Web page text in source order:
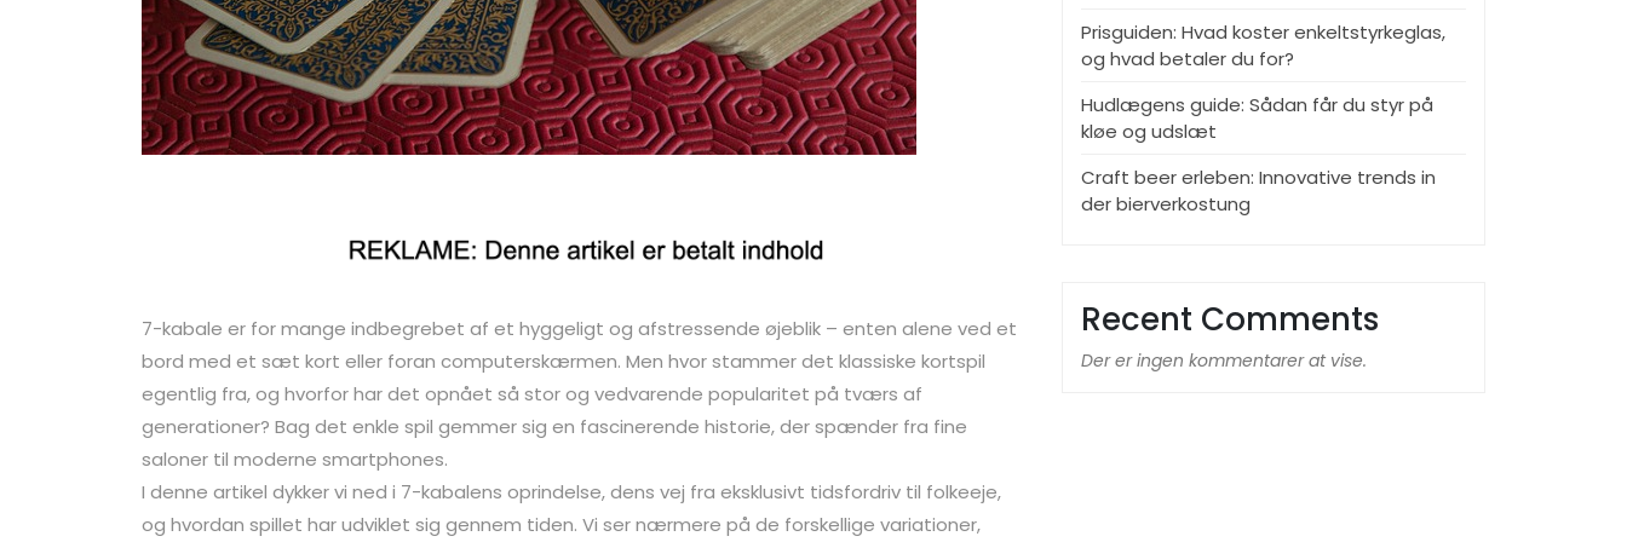
7-kabale er for mange indbegrebet af et hyggeligt og afstressende øjeblik – enten alene ved et
bord med et sæt kort eller foran computerskærmen. Men hvor stammer det klassiske kortspil
egentlig fra, og hvorfor har det opnået så stor og vedvarende popularitet på tværs af
generationer? Bag det enkle spil gemmer sig en fascinerende historie, der spænder fra fine
saloner til moderne smartphones.
I denne artikel dykker vi ned i 7-kabalens oprindelse, dens vej fra eksklusivt tidsfordriv til folkeeje,
og hvordan spillet har udviklet sig gennem tiden. Vi ser nærmere på de forskellige variationer,
Prisguiden: Hvad koster enkeltstyrkeglas,
og hvad betaler du for?
Hudlægens guide: Sådan får du styr på
kløe og udslæt
Craft beer erleben: Innovative trends in
der bierverkostung
Recent Comments
Der er ingen kommentarer at vise.